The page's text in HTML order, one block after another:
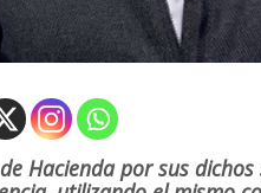
Hacienda por sus